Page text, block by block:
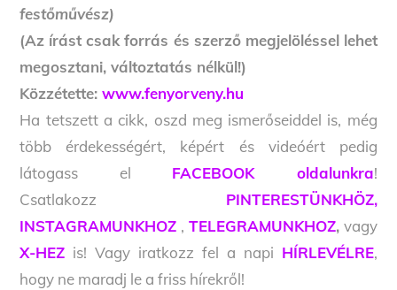
festőművész)
(Az írást csak forrás és szerző megjelöléssel lehet
megosztani, változtatás nélkül!)
Közzétette:www.fenyorveny.hu
Ha tetszett a cikk, oszd meg ismerőseiddel is, még
több érdekességért, képért és videóért pedig
látogass el FACEBOOK oldalunkra!
Csatlakozz PINTERESTÜNKHÖZ,
INSTAGRAMUNKHOZ , TELEGRAMUNKHOZ,vagy
X-HEZ is! Vagy iratkozz fel a napi HÍRLEVÉLRE,
hogy ne maradj le a friss hírekről!